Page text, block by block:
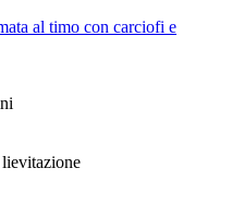
al timo con carciofi e